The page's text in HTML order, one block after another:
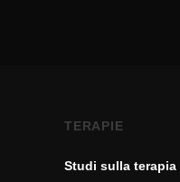
TERAPIE
Studi sulla